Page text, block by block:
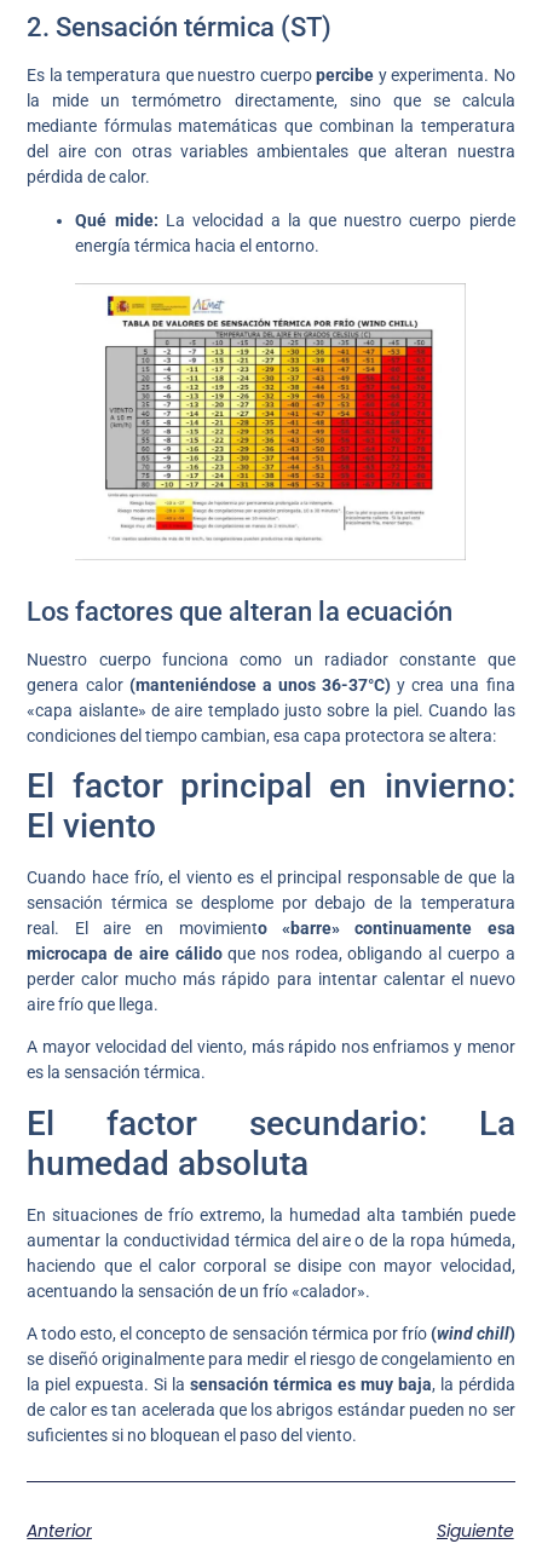
2. Sensación térmica (ST)
Es la temperatura que nuestro cuerpopercibe y experimenta. No
la mide un termómetro directamente, sino que se calcula
mediante fórmulas matemáticas que combinan la temperatura
del aire con otras variables ambientales que alteran nuestra
pérdida de calor.
Qué mide: La velocidad a la que nuestro cuerpo pierde
energía térmica hacia el entorno.
Los factores que alteran la ecuación
Nuestro cuerpo funciona como un radiador constante que
genera calor (manteniéndose a unos 36-37°C)y crea una fina
«capa aislante» de aire templado justo sobre la piel. Cuando las
condiciones del tiempo cambian, esa capa protectora se altera:
El factor principal en invierno:
El viento
Cuando hace frío, el viento es el principal responsable de que la
sensación térmica se desplome por debajo de la temperatura
real. El aire en movimiento «barre» continuamente esa
microcapa de aire cálidoque nos rodea, obligando al cuerpo a
perder calor mucho más rápido para intentar calentar el nuevo
aire frío que llega.
A mayor velocidad del viento, más rápido nos enfriamos y menor
es la sensación térmica.
El factor secundario: La
humedad absoluta
En situaciones de frío extremo, la humedad alta también puede
aumentar la conductividad térmica del aire o de la ropa húmeda,
haciendo que el calor corporal se disipe con mayor velocidad,
acentuando la sensación de un frío «calador».
A todo esto, el concepto de sensación térmica por frío(wind chill)
se diseñó originalmente para medir el riesgo de congelamiento en
la piel expuesta. Si la sensación térmica es muy baja, la pérdida
de calor es tan acelerada que los abrigos estándar pueden no ser
suficientes si no bloquean el paso del viento.
Anterior Siguiente